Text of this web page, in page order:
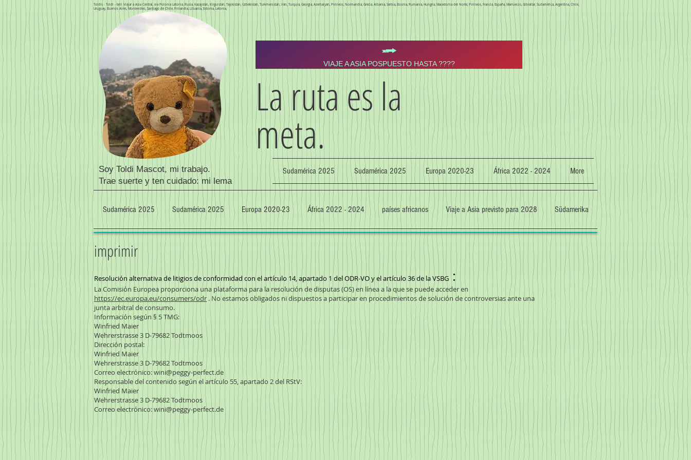
Toldis - Toldi - telli Viajar a Asia Central, vía Polonia Letonia, Rusia, Kazajstán, Kirguistán, Tayikistán, Uzbekistán, Turkmenistán, Irán, Turquía, Georgia, Azerbaiyán, Pirineos, Normandía, Grecia, Albania, Serbia, Bosnia, Rumanía, Hungría, Macedonia del Norte, Pirineos, Francia, España, Marruecos, Gibraltar, Sudamérica, Argentina, Chile,
Uruguay, Buenos Aires, Montevideo, Santiago de Chile, Finlandia, Lituania, Estonia, Letonia,
VIAJE A ASIA POSPUESTO HASTA ????
La ruta es la
meta.
Soy Toldi Mascot, mi trabajo.
Trae suerte y ten cuidado: mi lema
Sudamérica 2025 Sudamérica 2025 Europa 2020-23 África 2022 - 2024 More
Sudamérica 2025 Sudamérica 2025 Europa 2020-23 África 2022 - 2024 países africanos Viaje a Asia previsto para 2028 Südamerika
imprimir
Resolución alternativa de litigios de conformidad con el artículo 14, apartado 1 del ODR-VO y el artículo 36 de la VSBG :
La Comisión Europea proporciona una plataforma para la resolución de disputas (OS) en línea a la que se puede acceder en
https://ec.europa.eu/consumers/odr . No estamos obligados ni dispuestos a participar en procedimientos de solución de controversias ante una
junta arbitral de consumo.
Información según § 5 TMG:
Winfried Maier
Wehrerstrasse 3 D-79682 Todtmoos
Dirección postal:
Winfried Maier
Wehrerstrasse 3 D-79682 Todtmoos
Correo electrónico:wini@peggy-perfect.de
Responsable del contenido según el artículo 55, apartado 2 del RStV:
Winfried Maier
Wehrerstrasse 3 D-79682 Todtmoos
Correo electrónico:wini@peggy-perfect.de